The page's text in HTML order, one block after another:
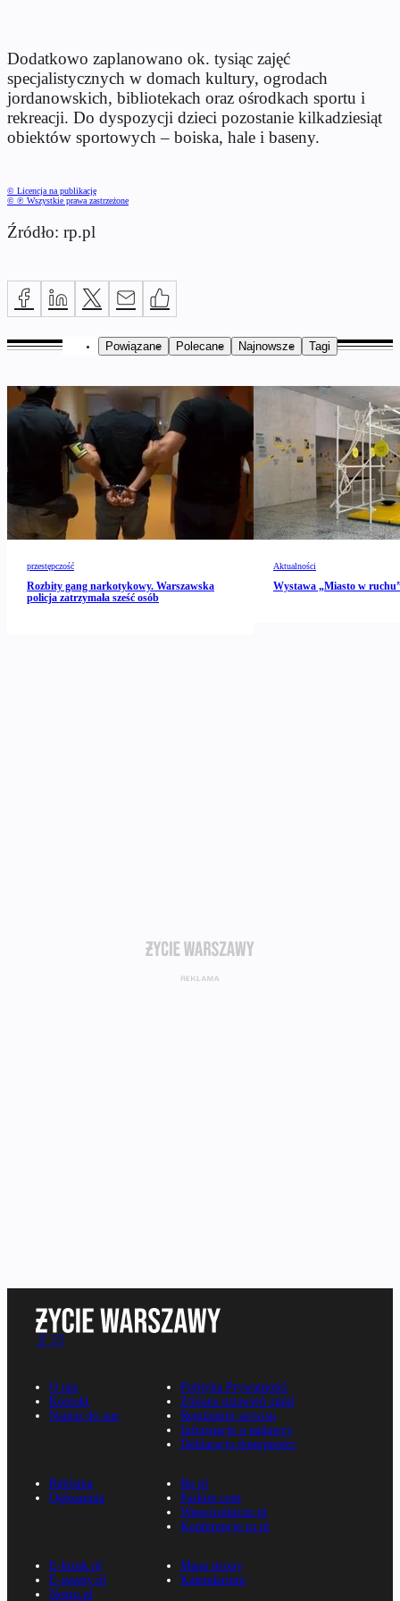
Dodatkowo zaplanowano ok. tysiąc zajęć
specjalistycznych w domach kultury, ogrodach
jordanowskich, bibliotekach oraz ośrodkach sportu i
rekreacji. Do dyspozycji dzieci pozostanie kilkadziesiąt
obiektów sportowych – boiska, hale i baseny.
© Licencja na publikację
© ℗ Wszystkie prawa zastrzeżone
Źródło: rp.pl
Powiązane Polecane Najnowsze Tagi
przestępczość
Rozbity gang narkotykowy. Warszawska
policja zatrzymała sześć osób
Aktualności
Wystawa „Miasto w
O nas
Kontakt
Napisz do nas
Polityka Prywatności
Zmiana ustawień zgód
Regulamin serwisu
Informacje o nadawcy
Deklaracja dostępności
Reklama
Ogłoszenia
Rp.pl
Parkiet.com
Wiescirolnicze.pl
Konferencje.rp.pl
E-kiosk.pl
E-gazety.pl
Nexto.pl
Mapa strony
Kalendarium